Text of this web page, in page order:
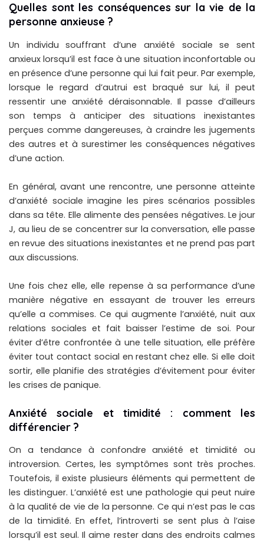
Quelles sont les conséquences sur la vie de la
personne anxieuse ?
Un individu souffrant d’une anxiété sociale se sent
anxieux lorsqu’il est face à une situation inconfortable ou
en présence d’une personne qui lui fait peur. Par exemple,
lorsque le regard d’autrui est braqué sur lui, il peut
ressentir une anxiété déraisonnable. Il passe d’ailleurs
son temps à anticiper des situations inexistantes
perçues comme dangereuses, à craindre les jugements
des autres et à surestimer les conséquences négatives
d’une action.
En général, avant une rencontre, une personne atteinte
d’anxiété sociale imagine les pires scénarios possibles
dans sa tête. Elle alimente des pensées négatives. Le jour
J, au lieu de se concentrer sur la conversation, elle passe
en revue des situations inexistantes et ne prend pas part
aux discussions.
Une fois chez elle, elle repense à sa performance d’une
manière négative en essayant de trouver les erreurs
qu’elle a commises. Ce qui augmente l’anxiété, nuit aux
relations sociales et fait baisser l’estime de soi. Pour
éviter d’être confrontée à une telle situation, elle préfère
éviter tout contact social en restant chez elle. Si elle doit
sortir, elle planifie des stratégies d’évitement pour éviter
les crises de panique.
Anxiété sociale et timidité : comment les
différencier ?
On a tendance à confondre anxiété et timidité ou
introversion. Certes, les symptômes sont très proches.
Toutefois, il existe plusieurs éléments qui permettent de
les distinguer. L’anxiété est une pathologie qui peut nuire
à la qualité de vie de la personne. Ce qui n’est pas le cas
de la timidité. En effet, l’introverti se sent plus à l’aise
lorsqu’il est seul. Il aime rester dans des endroits calmes